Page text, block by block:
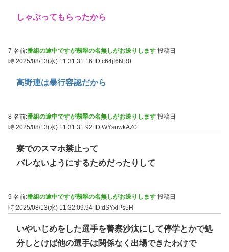
しゃぶってもらったから
7 名前:番組の途中ですが翡翠の名無しがお送りします 投稿日
時:2025/08/13(水) 11:31:31.16
ID:c64jI6NR0
高野連は暴行容認だから
8 名前:番組の途中ですが翡翠の名無しがお送りします 投稿日
時:2025/08/13(水) 11:31:31.92
ID:WYsuwkAZ0
寮でのスマホ禁止って
バレないようにするためだったりして
9 名前:番組の途中ですが翡翠の名無しがお送りします 投稿日
時:2025/08/13(水) 11:32:09.94 ID:dSYxIPs5H
いやいじめをした選手を警察沙汰にして停学とかで処
分しとけば他の選手は関係なく出場できたわけで